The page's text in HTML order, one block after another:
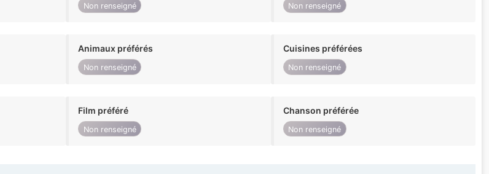
Non renseigné Non renseigné
Animaux préférés
Non renseigné
Cuisines préférées
Non renseigné
Film préféré
Non renseigné
Chanson préférée
Non renseigné